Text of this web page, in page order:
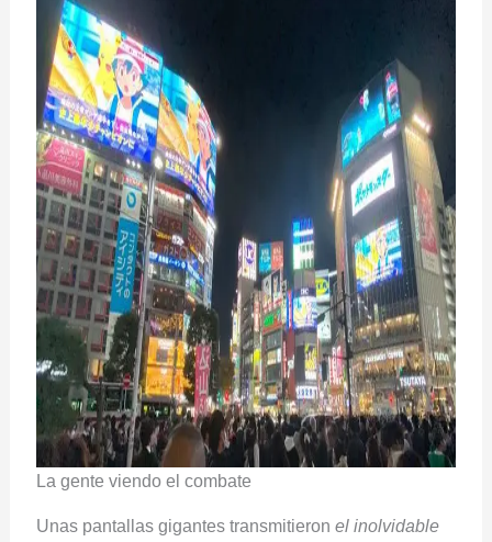
La gente viendo el combate
Unas pantallas gigantes transmitieron el inolvidable